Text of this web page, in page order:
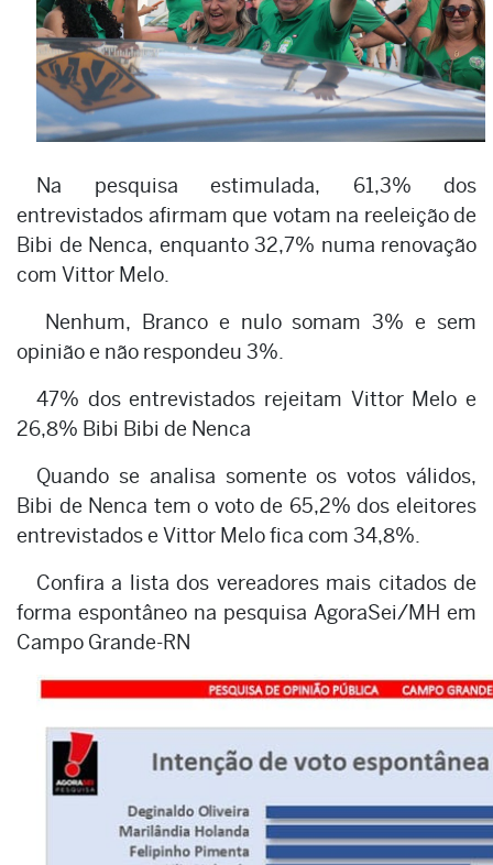
Na pesquisa estimulada, 61,3% dos
entrevistados afirmam que votam na reeleição de
Bibi de Nenca, enquanto 32,7% numa renovação
com Vittor Melo.
Nenhum, Branco e nulo somam 3% e sem
opinião e não respondeu 3%.
47% dos entrevistados rejeitam Vittor Melo e
26,8% Bibi Bibi de Nenca
Quando se analisa somente os votos válidos,
Bibi de Nenca tem o voto de 65,2% dos eleitores
entrevistados e Vittor Melo fica com 34,8%.
Confira a lista dos vereadores mais citados de
forma espontâneo na pesquisa AgoraSei/MH em
Campo Grande-RN